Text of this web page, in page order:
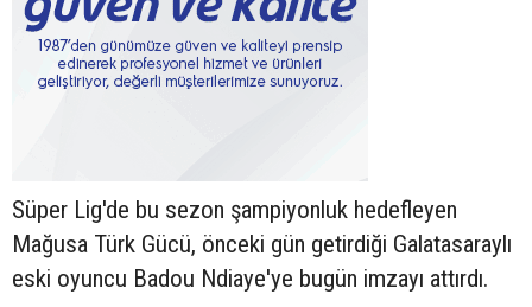
Süper Lig'de bu sezon şampiyonluk hedefleyen
Mağusa Türk Gücü, önceki gün getirdiği Galatasaraylı
eski oyuncu Badou Ndiaye'ye bugün imzayı attırdı.